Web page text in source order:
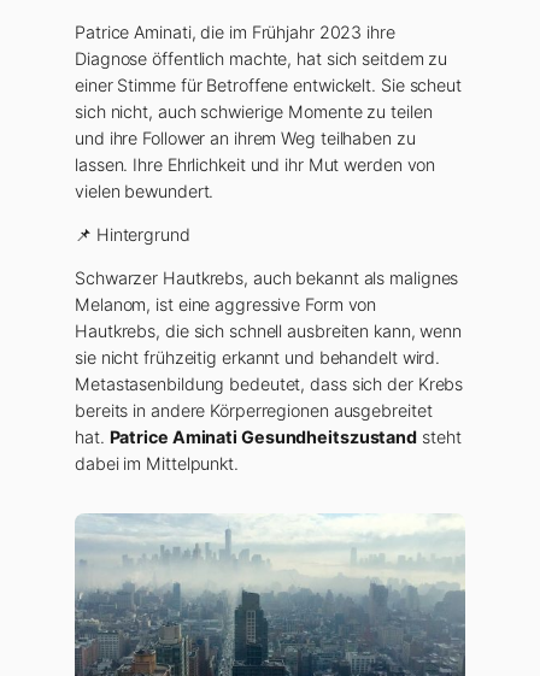
Patrice Aminati, die im Frühjahr 2023 ihre
Diagnose öffentlich machte, hat sich seitdem zu
einer Stimme für Betroffene entwickelt. Sie scheut
sich nicht, auch schwierige Momente zu teilen
und ihre Follower an ihrem Weg teilhaben zu
lassen. Ihre Ehrlichkeit und ihr Mut werden von
vielen bewundert.
📌 Hintergrund
Schwarzer Hautkrebs, auch bekannt als malignes
Melanom, ist eine aggressive Form von
Hautkrebs, die sich schnell ausbreiten kann, wenn
sie nicht frühzeitig erkannt und behandelt wird.
Metastasenbildung bedeutet, dass sich der Krebs
bereits in andere Körperregionen ausgebreitet
hat. Patrice Aminati Gesundheitszustand steht
dabei im Mittelpunkt.